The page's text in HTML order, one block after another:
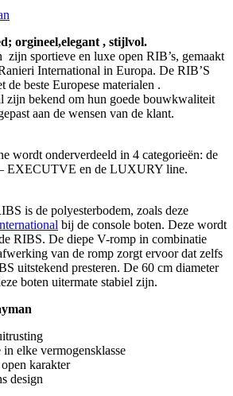
orgineel,elegant , stijlvol.
sportieve en luxe open RIB’s, gemaakt
International in Europa. De RIB’S
de beste Europese materialen .
zijn bekend om hun goede bouwkwaliteit
aan de wensen van de klant.
wordt onderverdeeld in 4 categorieën: de
EXECUTVE en de LUXURY line.
is de polyesterbodem, zoals deze
bij de console boten. Deze wordt
RIBS. De diepe V-romp in combinatie
van de romp zorgt ervoor dat zelfs
uitstekend presteren. De 60 cm diameter
boten uitermate stabiel zijn.
elke vermogensklasse
karakter
design